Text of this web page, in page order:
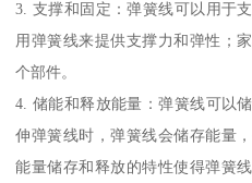
3. 支撑和固定：弹簧线可以用于
用弹簧线来提供支撑力和弹性；
个部件。
4. 储能和释放能量：弹簧线可以
伸弹簧线时，弹簧线会储存能量
能量储存和释放的特性使得弹簧